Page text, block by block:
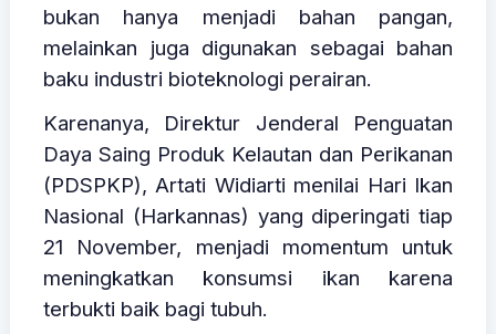
bukan hanya menjadi bahan pangan,
melainkan juga digunakan sebagai bahan
baku industri bioteknologi perairan.
Karenanya, Direktur Jenderal Penguatan
Daya Saing Produk Kelautan dan Perikanan
(PDSPKP), Artati Widiarti menilai Hari Ikan
Nasional (Harkannas) yang diperingati tiap
21 November, menjadi momentum untuk
meningkatkan konsumsi ikan karena
terbukti baik bagi tubuh.